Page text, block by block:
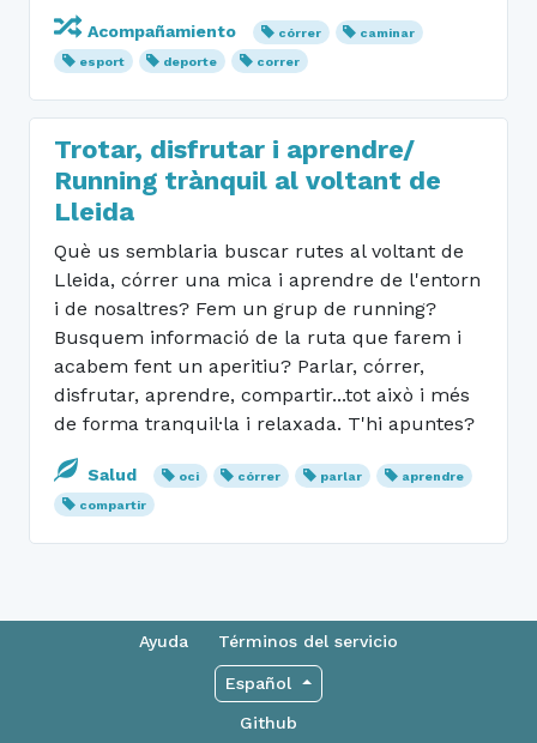
Acompañamiento córrer
caminar
esport
deporte correr
Trotar, disfrutar i aprendre/
Running trànquil al voltant de
Lleida
Què us semblaria buscar rutes al voltant de
Lleida, córrer una mica i aprendre de l'entorn
i de nosaltres? Fem un grup de running?
Busquem informació de la ruta que farem i
acabem fent un aperitiu? Parlar, córrer,
disfrutar, aprendre, compartir...tot això i més
de forma tranquil·la i relaxada. T'hi apuntes?
Salud oci córrer parlar
aprendre
compartir
Ayuda Términos del servicio
Español
Github